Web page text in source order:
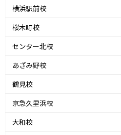
横浜駅前校
桜木町校
センター北校
あざみ野校
鶴見校
京急久里浜校
大和校